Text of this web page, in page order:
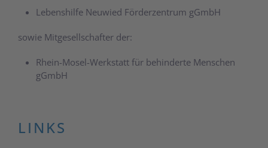
Lebenshilfe Neuwied Förderzentrum gGmbH
sowie Mitgesellschafter der:
Rhein-Mosel-Werkstatt für behinderte Menschen
gGmbH
LINKS